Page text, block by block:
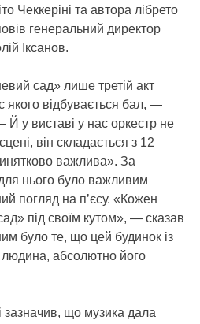
Чеккеріні та автора лібрето
генеральний директор
Іксанов.
сад» лише третій акт
якого відбувається бал, —
Й у виставі у нас оркестр не
він складається з 12
важлива». За
нього було важливим
погляд на п’єсу. «Кожен
під своїм кутом», — сказав
було те, що цей будинок із
абсолютно його
зазначив, що музика дала